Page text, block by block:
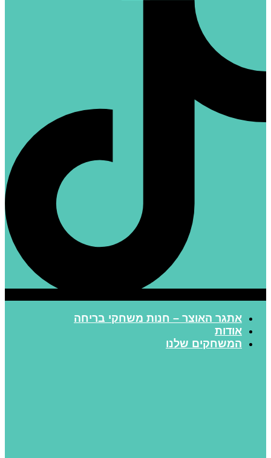
אתגר האוצר – חנות משחקי בריחה
אודות
המשחקים שלנו